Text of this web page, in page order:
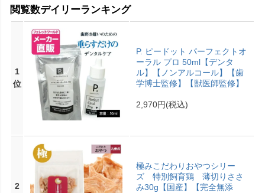
閲覧数デイリーランキング
1
位
P. ピードット パーフェクトオ
ーラル プロ 50ml【デンタ
ル】【ノンアルコール】【歯
学博士監修】【獣医師監修】
2,970円(税込)
2
極みこだわりおやつシリー
ズ 特別飼育鶏 薄切りささ
み30g【国産】【完全無添